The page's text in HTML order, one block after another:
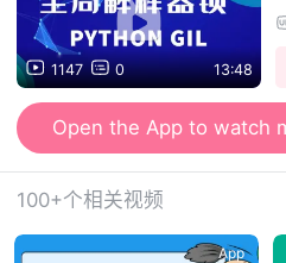
1147 0 13:48
Open the App to watch
100+个相关视频
App